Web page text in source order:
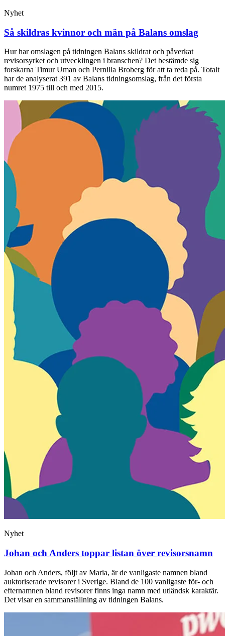
Nyhet
Så skildras kvinnor och män på Balans omslag
Hur har omslagen på tidningen Balans skildrat och påverkat
revisorsyrket och utvecklingen i branschen? Det bestämde sig
forskarna Timur Uman och Pernilla Broberg för att ta reda på. Totalt
har de analyserat 391 av Balans tidningsomslag, från det första
numret 1975 till och med 2015.
Nyhet
Johan och Anders toppar listan över revisorsnamn
Johan och Anders, följt av Maria, är de vanligaste namnen bland
auktoriserade revisorer i Sverige. Bland de 100 vanligaste för- och
efternamnen bland revisorer finns inga namn med utländsk karaktär.
Det visar en sammanställning av tidningen Balans.